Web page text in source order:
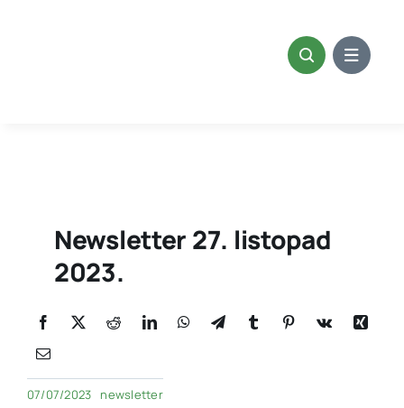
Newsletter 27. listopad
2023.
07/07/2023 newsletter